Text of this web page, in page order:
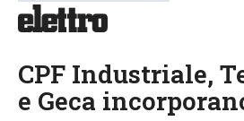
CPF Industriale,
e Geca